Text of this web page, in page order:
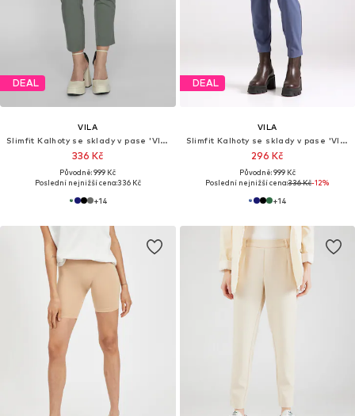
DEAL
VILA
Slimfit Kalhoty se sklady v pase 'VIVarone'
336 Kč
Původně: 999 Kč
Poslední nejnižší cena:336 Kč
+14
DEAL
VILA
Slimfit Kalhoty se sklady v pase 'VIVarone'
296 Kč
Původně: 999 Kč
Poslední nejnižší cena:336 Kč-12%
+14